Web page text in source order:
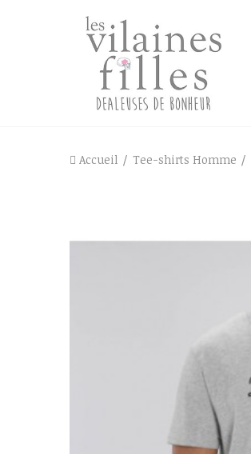
Accueil Tee-shirts Homme